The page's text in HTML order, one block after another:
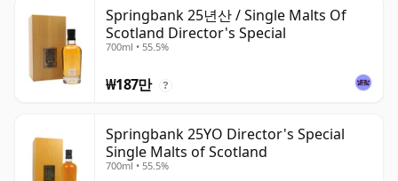
Springbank 25년산 / Single Malts Of
Scotland Director's Special
700ml • 55.5%
₩187만 ?
Springbank 25YO Director's Special
Single Malts of Scotland
700ml • 55.5%